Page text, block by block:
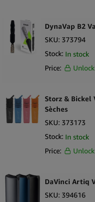
DynaVap B2
SKU: 373794
Stock: In stock
Price:
Storz & Bickel
Sèches
SKU: 373173
Stock: In stock
Price:
DaVinci Artiq
SKU: 394616